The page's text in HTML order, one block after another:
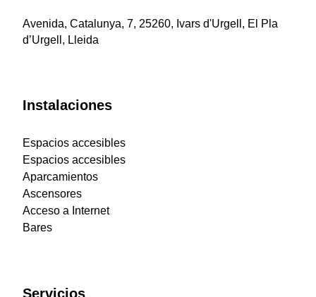
Avenida, Catalunya, 7, 25260, Ivars d'Urgell, El Pla
d’Urgell, Lleida
Instalaciones
Espacios accesibles
Espacios accesibles
Aparcamientos
Ascensores
Acceso a Internet
Bares
Servicios